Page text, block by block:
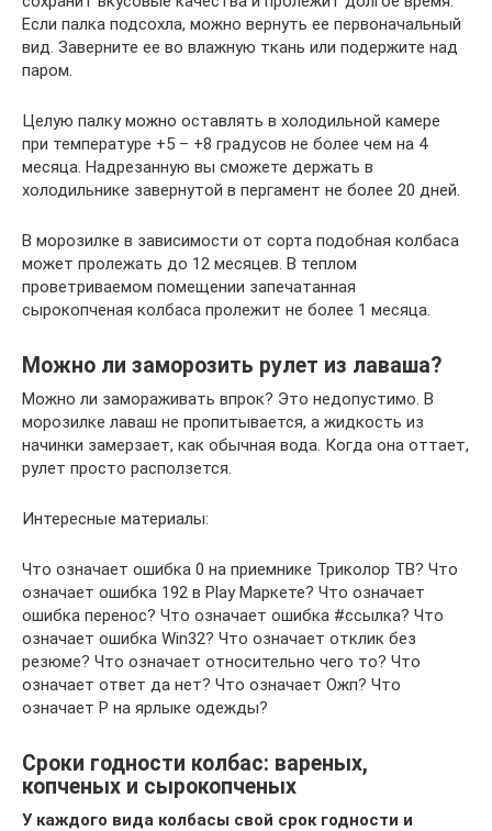
Если палка подсохла, можно вернуть ее первоначальный
вид. Заверните ее во влажную ткань или подержите над
паром.
Целую палку можно оставлять в холодильной камере
при температуре +5 – +8 градусов не более чем на 4
месяца. Надрезанную вы сможете держать в
холодильнике завернутой в пергамент не более 20 дней.
В морозилке в зависимости от сорта подобная колбаса
может пролежать до 12 месяцев. В теплом
проветриваемом помещении запечатанная
сырокопченая колбаса пролежит не более 1 месяца.
Можно ли заморозить рулет из лаваша?
Можно ли замораживать впрок? Это недопустимо. В
морозилке лаваш не пропитывается, а жидкость из
начинки замерзает, как обычная вода. Когда она оттает,
рулет просто расползется.
Интересные материалы:
Что означает ошибка 0 на приемнике Триколор ТВ? Что
означает ошибка 192 в Play Маркете? Что означает
ошибка перенос? Что означает ошибка #ссылка? Что
означает ошибка Win32? Что означает отклик без
резюме? Что означает относительно чего то? Что
означает ответ да нет? Что означает Ожп? Что
означает P на ярлыке одежды?
Сроки годности колбас: вареных,
копченых и сырокопченых
У каждого вида колбасы свой срок годности и